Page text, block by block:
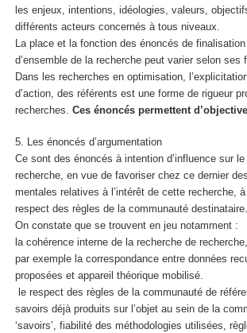
les enjeux, intentions, idéologies, valeurs,
différents acteurs concernés à tous niveaux.
La place et la fonction des énoncés de
d’ensemble de la recherche peut varier selon ses
Dans les recherches en optimisation,
d’action, des référents est une forme de rigueur
recherches. Ces énoncés permettent
5. Les énoncés d’argumentation
Ce sont des énoncés à intention d’influence sur
recherche, en vue de favoriser chez ce dernier
mentales relatives à l’intérêt de cette recherche,
respect des règles de la communauté destinataire.
On constate que se trouvent en jeu notamment :
la cohérence interne de la recherche de
par exemple la correspondance entre données
proposées et appareil théorique mobilisé.
le respect des règles de la communauté de
savoirs déjà produits sur l’objet au sein de la
‘savoirs’, fiabilité des méthodologies utilisées,